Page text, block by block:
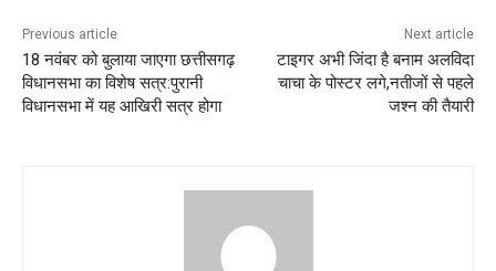
Previous article
18 नवंबर को बुलाया जाएगा छत्तीसगढ़
विधानसभा का विशेष सत्र:पुरानी
विधानसभा में यह आखिरी सत्र होगा
Next article
टाइगर अभी जिंदा है बनाम अलविदा
चाचा के पोस्टर लगे,नतीजों से पहले
जश्न की तैयारी